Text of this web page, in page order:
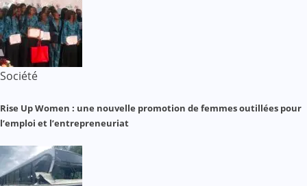
Société
Rise Up Women : une nouvelle promotion de femmes outillées pour
l’emploi et l’entrepreneuriat